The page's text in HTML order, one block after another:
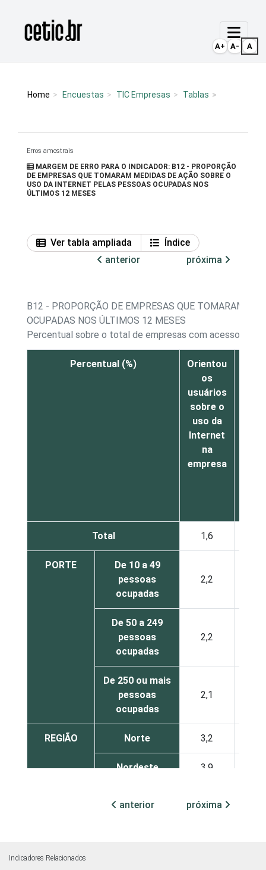
Página inicial
Home Encuestas TIC Empresas Tablas
Erros amostrais
MARGEM DE ERRO PARA O INDICADOR: B12 - PROPORÇÃO
DE EMPRESAS QUE TOMARAM MEDIDAS DE AÇÃO SOBRE O
USO DA INTERNET PELAS PESSOAS OCUPADAS NOS
ÚLTIMOS 12 MESES
Ver tabla ampliada
Índice
anterior
próxima
B12 - PROPORÇÃO DE EMPRESAS QUE TOMARAM
OCUPADAS NOS ÚLTIMOS 12 MESES
Percentual sobre o total de empresas com acesso à
Percentual (%)
Orientou
os
usuários
sobre o
uso da
Internet
na
empresa
Total 1,6
PORTE
De 10 a 49
pessoas
ocupadas
2,2
De 50 a 249
pessoas
ocupadas
2,2
De 250 ou mais
pessoas
ocupadas
2,1
REGIÃO Norte 3,2
Nordeste 3,9
anterior próxima
Indicadores Relacionados
A+ A- A